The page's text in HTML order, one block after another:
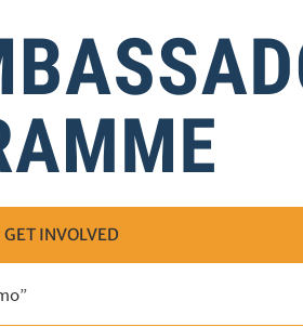
GET INVOLVED